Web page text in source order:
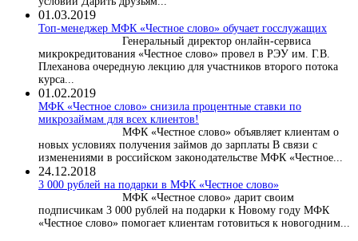
01.03.2019
Топ-менеджер МФК «Честное слово» обучает госслужащих
Генеральный директор онлайн-сервиса
микрокредитования «Честное слово» провел в РЭУ им. Г.В.
Плеханова очередную лекцию для участников второго потока
курса...
01.02.2019
МФК «Честное слово» снизила процентные ставки по
микрозаймам для всех клиентов!
МФК «Честное слово» объявляет клиентам о
новых условиях получения займов до зарплаты В связи с
изменениями в российском законодательстве МФК «Честное...
24.12.2018
3 000 рублей на подарки в МФК «Честное слово»
МФК «Честное слово» дарит своим
подписчикам 3 000 рублей на подарки к Новому году МФК
«Честное слово» помогает клиентам готовиться к новогодним...